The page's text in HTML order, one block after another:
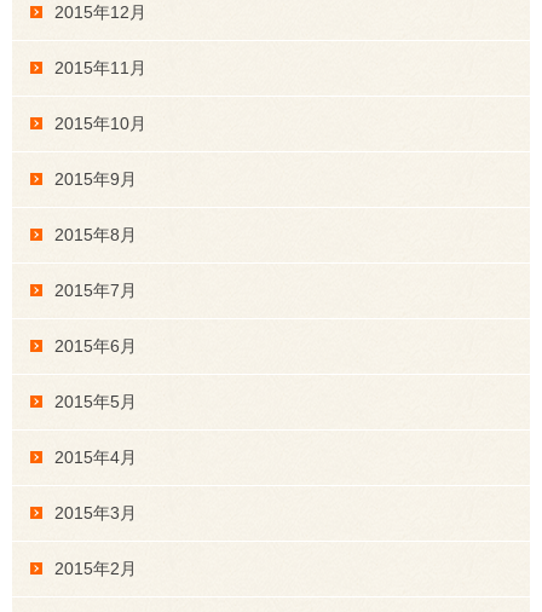
2015年12月
2015年11月
2015年10月
2015年9月
2015年8月
2015年7月
2015年6月
2015年5月
2015年4月
2015年3月
2015年2月